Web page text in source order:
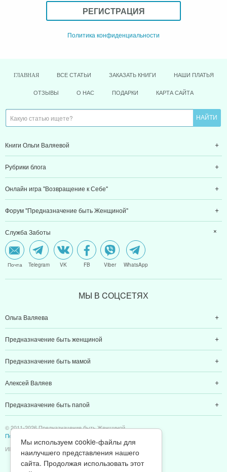
РЕГИСТРАЦИЯ
Политика конфиденциальности
ГЛАВНАЯ ВСЕ СТАТЬИ ЗАКАЗАТЬ КНИГИ НАШИ ПЛАТЬЯ
ОТЗЫВЫ О НАС ПОДАРКИ КАРТА САЙТА
Книги Ольги Валяевой
Рубрики блога
Онлайн игра "Возвращение к Себе"
Форум "Предназначение быть Женщиной"
Служба Заботы
Почта Telegram VK FB Viber WhatsApp
МЫ В CОЦCЕТЯХ
Ольга Валяева
Предназначение быть женщиной
Предназначение быть мамой
Алексей Валяев
Предназначение быть папой
© 2011-2026 Предназначение быть Женщиной
Политика конфиденциальности
ИП Валяев А. В. | ИНН 380111808709
Мы используем cookie-файлы для
наилучшего представления нашего
сайта. Продолжая использовать этот